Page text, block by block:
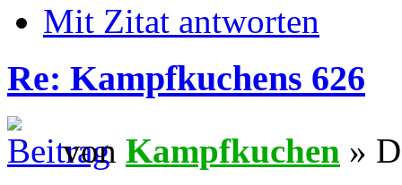
Mit Zitat antworten
Re: Kampfkuchens 626
von Kampfkuchen »